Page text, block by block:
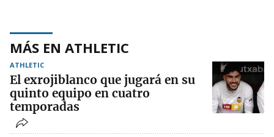
MÁS EN ATHLETIC
ATHLETIC
El exrojiblanco que jugará en su
quinto equipo en cuatro
temporadas